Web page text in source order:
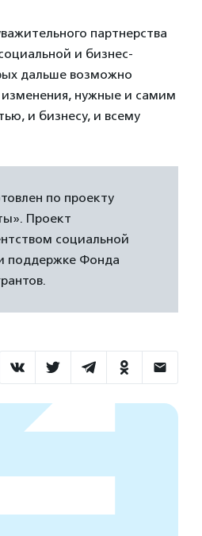
партнерства
и бизнес-
дальше возможно
нужные и самим
и бизнесу, и всему
по проекту
Проект
социальной
поддержке Фонда